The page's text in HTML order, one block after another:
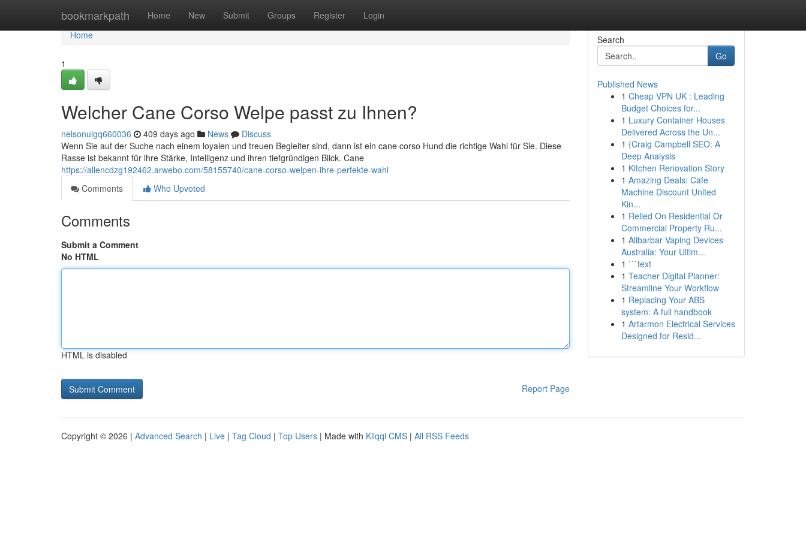
bookmarkpath Home New Submit Groups Register Login
Home
Home
1
Welcher Cane Corso Welpe passt zu Ihnen?
nelsonuigq660036 409 days ago News
Discuss
Wenn Sie auf der Suche nach einem loyalen und treuen Begleiter sind, dann ist ein cane corso Hund die richtige Wahl für Sie. Diese
Rasse ist bekannt für ihre Stärke, Intelligenz und ihren tiefgründigen Blick. Cane
https://allencdzg192462.arwebo.com/58155740/cane-corso-welpen-ihre-perfekte-wahl
Comments
Who Upvoted
Comments
Submit a Comment
No HTML
HTML is disabled
Report Page
Search
Go
Published News
1 Cheap VPN UK : Leading
Budget Choices for...
1 Luxury Container Houses
Delivered Across the Un...
1 {Craig Campbell SEO: A
Deep Analysis
1 Kitchen Renovation Story
1 Amazing Deals: Cafe
Machine Discount United
Kin...
1 Relied On Residential Or
Commercial Property Ru...
1 Alibarbar Vaping Devices
Australia: Your Ultim...
1 ```text
1 Teacher Digital Planner:
Streamline Your Workflow
1 Replacing Your ABS
system: A full handbook
1 Artarmon Electrical Services
Designed for Resid...
Copyright © 2026 | Advanced Search | Live | Tag Cloud | Top Users | Made with Kliqqi CMS | All RSS Feeds